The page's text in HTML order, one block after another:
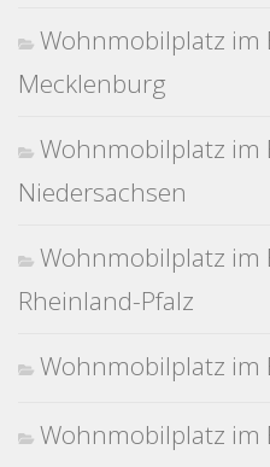
Wohnmobilplatz im
Mecklenburg
Wohnmobilplatz im
Niedersachsen
Wohnmobilplatz im
Rheinland-Pfalz
Wohnmobilplatz im
Wohnmobilplatz im